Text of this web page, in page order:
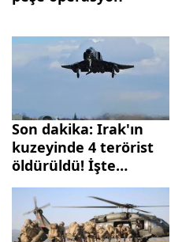
Son dakika: Irak'ın
kuzeyinde 4 terörist
öldürüldü! İşte
operasyondan
görüntüler